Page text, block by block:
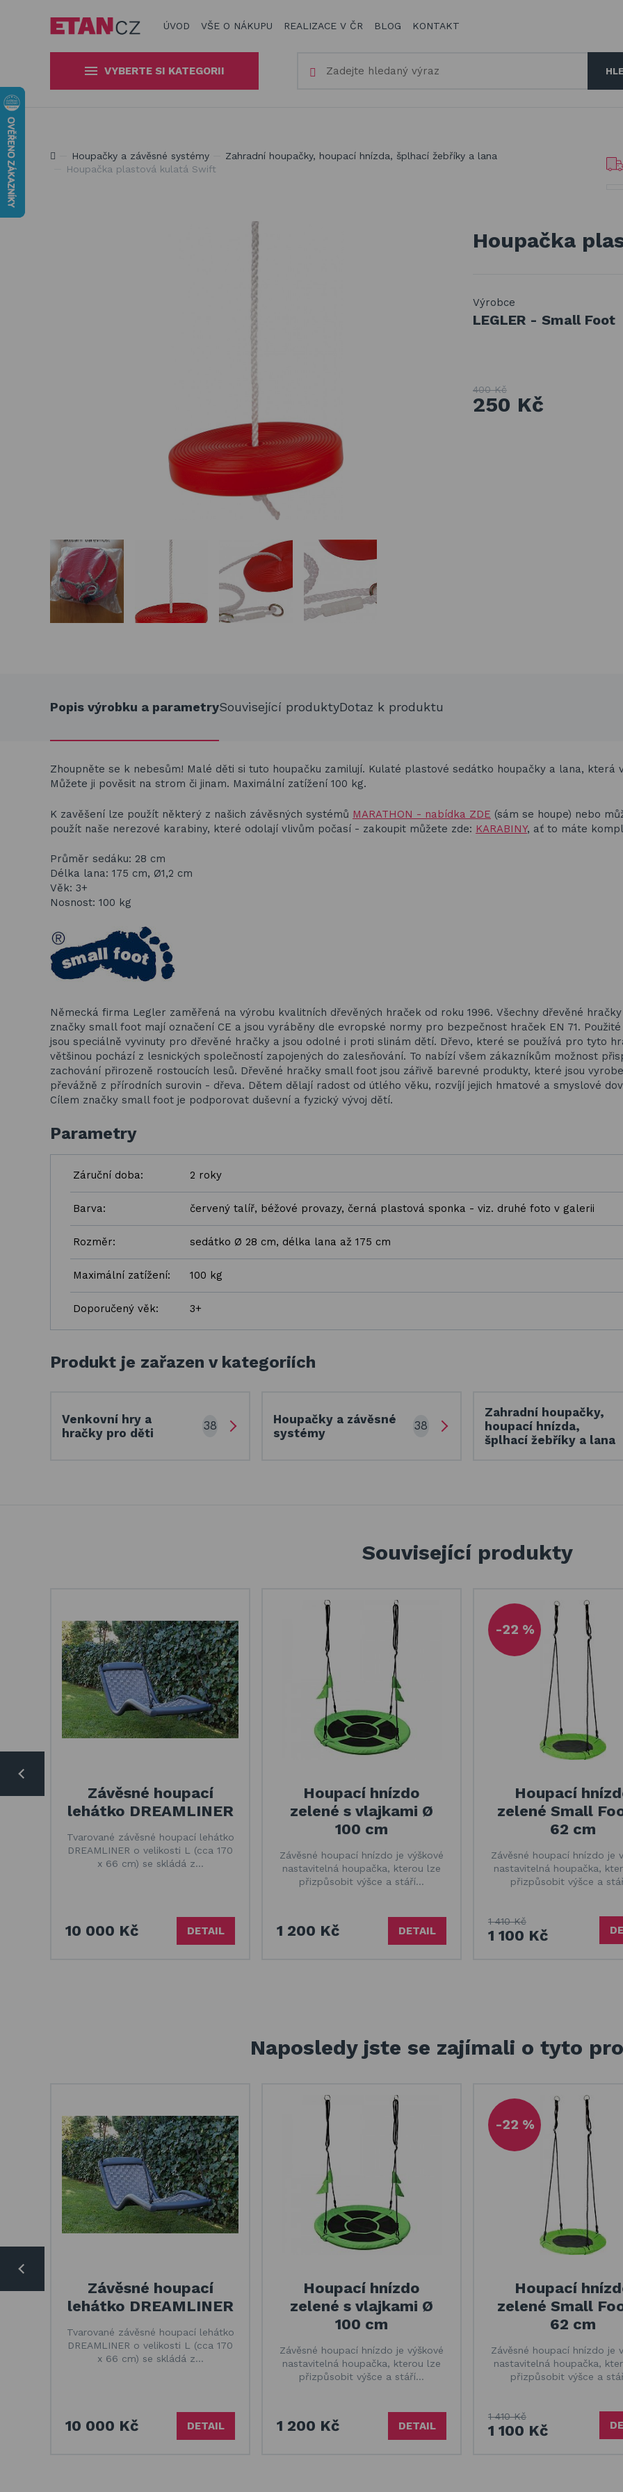
ÚVOD VŠE O NÁKUPU REALIZACE V ČR BLOG KONTAKT
VYBERTE SI KATEGORII
na zahradní nábytek
Jsme experti na zastínění a venkovní zábavu
Houpačky a závěsné systémy
Zahradní houpačky, houpací hnízda, šplhací žebříky a lana
Houpačka plastová kulatá Swift
Houpačka
Výrobce
LEGLER - Small Foot
400 Kč
250 Kč
Popis výrobku a parametrySouvisející produktyDotaz k produktu
Zhoupněte se k nebesům! Malé děti si tuto houpačku zamilují. Kulaté plastové sedátko houpačky a lana, která
Můžete ji pověsit na strom či jinam. Maximální zatížení 100 kg.
K zavěšení lze použít některý z našich závěsných systémů MARATHON - nabídka ZDE (sám se houpe) nebo
použít naše nerezové karabiny, které odolají vlivům počasí - zakoupit můžete zde: KARABINY, ať to máte
Průměr sedáku: 28 cm
Délka lana: 175 cm, Ø1,2 cm
Věk: 3+
Nosnost: 100 kg
Německá firma Legler zaměřená na výrobu kvalitních dřevěných hraček od roku 1996. Všechny dřevěné hračky
značky small foot mají označení CE a jsou vyráběny dle evropské normy pro bezpečnost hraček EN 71.
jsou speciálně vyvinuty pro dřevěné hračky a jsou odolné i proti slinám dětí. Dřevo, které se používá pro tyto
většinou pochází z lesnických společností zapojených do zalesňování. To nabízí všem zákazníkům možnost
zachování přirozeně rostoucích lesů. Dřevěné hračky small foot jsou zářivě barevné produkty, které jsou
převážně z přírodních surovin - dřeva. Dětem dělají radost od útlého věku, rozvíjí jejich hmatové a smyslové
Cílem značky small foot je podporovat duševní a fyzický vývoj dětí.
Parametry
Záruční doba: 2 roky
Barva: červený talíř, béžové provazy, černá plastová sponka - viz. druhé foto v galerii
Rozměr: sedátko Ø 28 cm, délka lana až 175 cm
Maximální zatížení: 100 kg
Doporučený věk: 3+
Produkt je zařazen v kategoriích
Venkovní hry a
hračky pro děti
38
Houpačky a závěsné
systémy
38
Zahradní houpačky,
houpací hnízda,
šplhací žebříky a lana
Související produkty
Závěsné houpací
lehátko DREAMLINER
Tvarované závěsné houpací lehátko
DREAMLINER o velikosti L (cca 170
x 66 cm) se skládá z…
10 000 Kč DETAIL
Houpací hnízdo
zelené s vlajkami Ø
100 cm
Závěsné houpací hnízdo je výškové
nastavitelná houpačka, kterou lze
přizpůsobit výšce a stáří…
1 200 Kč DETAIL
-22 %
Houpací
zelené Small
62 cm
Závěsné houpací hnízdo je
nastavitelná houpačka,
přizpůsobit výšce a
1 410 Kč
1 100 Kč
Naposledy jste se zajímali o tyto
Závěsné houpací
lehátko DREAMLINER
Tvarované závěsné houpací lehátko
DREAMLINER o velikosti L (cca 170
x 66 cm) se skládá z…
10 000 Kč DETAIL
Houpací hnízdo
zelené s vlajkami Ø
100 cm
Závěsné houpací hnízdo je výškové
nastavitelná houpačka, kterou lze
přizpůsobit výšce a stáří…
1 200 Kč DETAIL
-22 %
Houpací
zelené Small
62 cm
Závěsné houpací hnízdo je
nastavitelná houpačka,
přizpůsobit výšce a
1 410 Kč
1 100 Kč